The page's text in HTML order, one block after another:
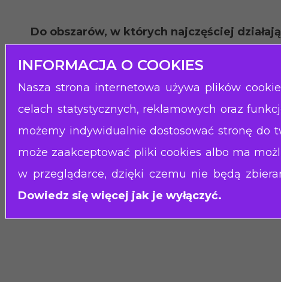
Do obszarów, w których najczęściej działają
integracja społeczna i działalność na rynku
dostarczanie usług publicznych –
technicznych (np. porządkowych,
usługi o charakterze wzajemnym,
usługi na otwartym rynku (np. w branży
dostarczanie dóbr publicznych i rozwój
INFORMACJA O COOKIES
Nasza strona internetowa używa plików
celach statystycznych, reklamowych oraz
możemy indywidualnie dostosować stronę do
może zaakceptować pliki cookies albo ma
w przeglądarce, dzięki czemu nie będą
Dowiedz się więcej jak je wyłączyć.